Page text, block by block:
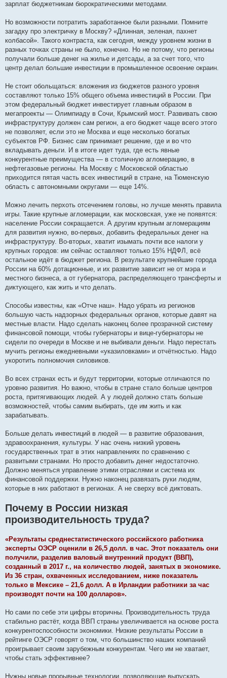
зарплат бюджетникам бюрократическими методами.
Но возможности потратить заработанное были разными. Помните
загадку про электричку в Москву? «Длинная, зеленая, пахнет
колбасой». Такого контраста, как сегодня, между уровнем жизни в
разных точках страны не было, конечно. Но не потому, что регионы
получали больше денег на жилье и детсады, а за счет того, что
центр делал большие инвестиции в промышленное освоение окраин.
Не стоит обольщаться: вложения из бюджетов разного уровня
составляют только 15% общего объема инвестиций в России. При
этом федеральный бюджет инвестирует главным образом в
мегапроекты — Олимпиаду в Сочи, Крымский мост. Развивать свою
инфраструктуру должен сам регион, а его бюджет чаще всего этого
не позволяет, если это не Москва и еще несколько богатых
субъектов РФ. Бизнес сам принимает решение, где и во что
вкладывать деньги. И в итоге идет туда, где есть явные
конкурентные преимущества — в столичную агломерацию, в
нефтегазовые регионы. На Москву с Московской областью
приходится пятая часть всех инвестиций в стране, на Тюменскую
область с автономными округами — еще 14%.
Можно лечить перхоть отсечением головы, но лучше менять правила
игры. Такие крупные агломерации, как московская, уже не появятся:
население России сокращается. А другим крупным агломерациям
для развития нужно, во-первых, добавить федеральных денег на
инфраструктуру. Во-вторых, хватит изымать почти все налоги у
крупных городов: им сейчас оставляют только 15% НДФЛ, всё
остальное идёт в бюджет региона. В результате крупнейшие города
России на 60% дотационные, и их развитие зависит не от мэра и
местного бизнеса, а от губернатора, распределяющего трансферты и
диктующего, как жить и что делать.
Способы известны, как «Отче наш». Надо убрать из регионов
большую часть надзорных федеральных органов, которые давят на
местные власти. Надо сделать наконец более прозрачной систему
финансовой помощи, чтобы губернаторы и вице-губернаторы не
сидели по очереди в Москве и не выбивали деньги. Надо перестать
мучить регионы ежедневными «указиловками» и отчётностью. Надо
укоротить полномочия силовиков.
Во всех странах есть и будут территории, которые отличаются по
уровню развития. Но важно, чтобы в стране стало больше центров
роста, притягивающих людей. А у людей должно стать больше
возможностей, чтобы самим выбирать, где им жить и как
зарабатывать.
Больше делать инвестиций в людей — в развитие образования,
здравоохранения, культуры. У нас очень низкий уровень
государственных трат в этих направлениях по сравнению с
развитыми странами. Но просто добавить денег недостаточно.
Должно меняться управление этими отраслями и система их
финансовой поддержки. Нужно наконец развязать руки людям,
которые в них работают в регионах. А не сверху всё диктовать.
Почему в России низкая
производительность труда?
«Результаты среднестатистического российского работника
эксперты ОЭСР оценили в 26,5 долл. в час. Этот показатель они
получили, разделив валовый внутренний продукт (ВВП),
созданный в 2017 г., на количество людей, занятых в экономике.
Из 36 стран, охваченных исследованием, ниже показатель
только в Мексике – 21,6 долл. А в Ирландии работники за час
производят почти на 100 долларов».
Но сами по себе эти цифры вторичны. Производительность труда
стабильно растёт, когда ВВП страны увеличивается на основе роста
конкурентоспособности экономики. Низкие результаты России в
рейтинге ОЭСР говорят о том, что большинство наших компаний
проигрывает своим зарубежным конкурентам. Чего им не хватает,
чтобы стать эффективнее?
Нужны новые прорывные технологии, позволяющие выпускать